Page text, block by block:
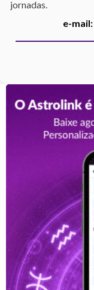
jornadas.
e-mail: